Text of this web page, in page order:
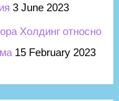
3 June 2023
Холдинг относно
15 February 2023